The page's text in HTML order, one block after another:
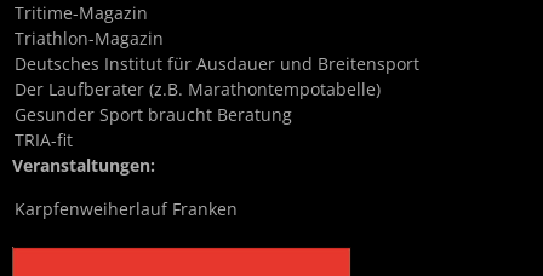
Tritime-Magazin
Triathlon-Magazin
Deutsches Institut für Ausdauer und Breitensport
Der Laufberater (z.B. Marathontempotabelle)
Gesunder Sport braucht Beratung
TRIA-fit
Veranstaltungen:
Karpfenweiherlauf Franken